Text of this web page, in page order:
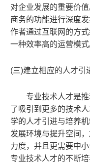
对企业发展的重要价
商务的功能进行深度
作者通过互联网的方
一种效率高的运营模式
(三)建立相应的人才引
专业技术人才是
了吸引到更多的技术人
学的人才引进与培养机
发展环境与提升空间 ，
力度， 并且更需要中
专业技术人才的不断培